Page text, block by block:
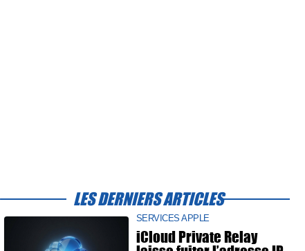
LES DERNIERS ARTICLES
SERVICES APPLE
iCloud Private Relay